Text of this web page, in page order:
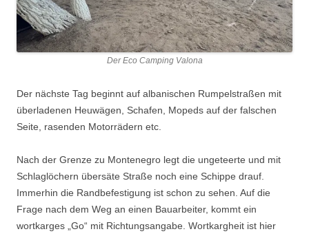
Der Eco Camping Valona
Der nächste Tag beginnt auf albanischen Rumpelstraßen mit
überladenen Heuwägen, Schafen, Mopeds auf der falschen
Seite, rasenden Motorrädern etc.
Nach der Grenze zu Montenegro legt die ungeteerte und mit
Schlaglöchern übersäte Straße noch eine Schippe drauf.
Immerhin die Randbefestigung ist schon zu sehen. Auf die
Frage nach dem Weg an einen Bauarbeiter, kommt ein
wortkarges „Go“ mit Richtungsangabe. Wortkargheit ist hier